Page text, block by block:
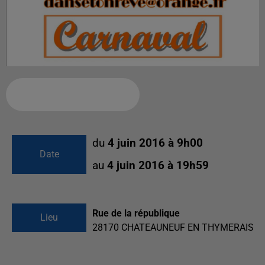
Date
du 4 juin 2016 à 9h00
au 4 juin 2016 à 19h59
Lieu
Rue de la république
28170 CHATEAUNEUF EN THYMERAIS